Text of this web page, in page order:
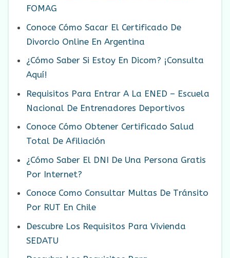
FOMAG
Conoce Cómo Sacar El Certificado De
Divorcio Online En Argentina
¿Cómo Saber Si Estoy En Dicom? ¡Consulta
Aquí!
Requisitos Para Entrar A La ENED – Escuela
Nacional De Entrenadores Deportivos
Conoce Cómo Obtener Certificado Salud
Total De Afiliación
¿Cómo Saber El DNI De Una Persona Gratis
Por Internet?
Conoce Como Consultar Multas De Tránsito
Por RUT En Chile
Descubre Los Requisitos Para Vivienda
SEDATU